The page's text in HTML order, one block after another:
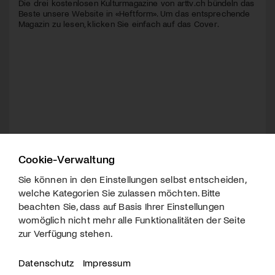
Die drei kostenlosen Kulturmagazine von arttv.ch bündeln das
Beste unsere Website in «Heftform». Um das entsprechende
Magazin zu lesen, klicken Sie einfach auf das Cover.
Cookie-Verwaltung
Sie können in den Einstellungen selbst entscheiden,
welche Kategorien Sie zulassen möchten. Bitte
beachten Sie, dass auf Basis Ihrer Einstellungen
womöglich nicht mehr alle Funktionalitäten der Seite
zur Verfügung stehen.
Datenschutz Impressum